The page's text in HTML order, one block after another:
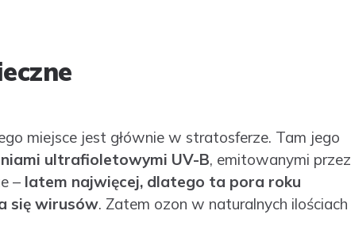
miejsce jest głównie w stratosferze. Tam jego
ultrafioletowymi UV-B, emitowanymi przez
–latem najwięcej, dlatego ta pora roku
się wirusów. Zatem ozon w naturalnych ilościach